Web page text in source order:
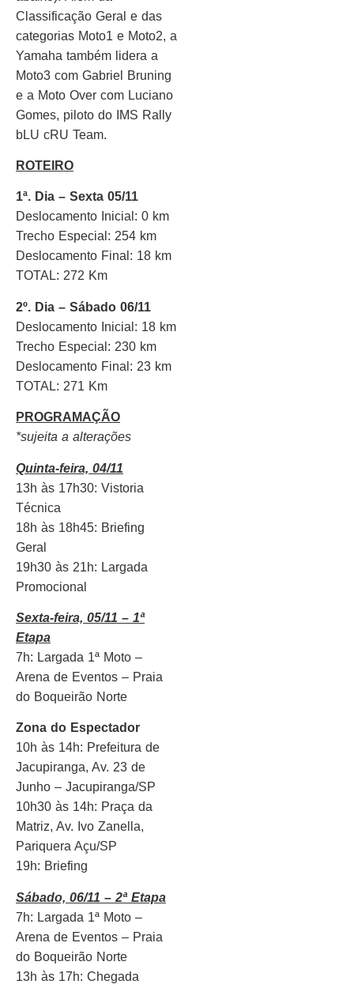
Classificação Geral e das
categorias Moto1 e Moto2, a
Yamaha também lidera a
Moto3 com Gabriel Bruning
e a Moto Over com Luciano
Gomes, piloto do IMS Rally
bLU cRU Team.
ROTEIRO
1ª. Dia – Sexta 05/11
Deslocamento Inicial: 0 km
Trecho Especial: 254 km
Deslocamento Final: 18 km
TOTAL: 272 Km
2º. Dia – Sábado 06/11
Deslocamento Inicial: 18 km
Trecho Especial: 230 km
Deslocamento Final: 23 km
TOTAL: 271 Km
PROGRAMAÇÃO
*sujeita a alterações
Quinta-feira, 04/11
13h às 17h30: Vistoria
Técnica
18h às 18h45: Briefing
Geral
19h30 às 21h: Largada
Promocional
Sexta-feira, 05/11 – 1ª
Etapa
7h: Largada 1ª Moto –
Arena de Eventos – Praia
do Boqueirão Norte
Zona do Espectador
10h às 14h: Prefeitura de
Jacupiranga, Av. 23 de
Junho – Jacupiranga/SP
10h30 às 14h: Praça da
Matriz, Av. Ivo Zanella,
Pariquera Açu/SP
19h: Briefing
Sábado, 06/11 – 2ª Etapa
7h: Largada 1ª Moto –
Arena de Eventos – Praia
do Boqueirão Norte
13h às 17h: Chegada